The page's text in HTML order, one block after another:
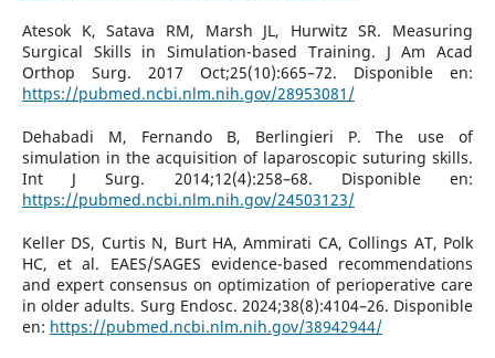
Atesok K, Satava RM, Marsh JL, Hurwitz SR. Measuring
Surgical Skills in Simulation-based Training. J Am Acad
Orthop Surg. 2017 Oct;25(10):665–72. Disponible en:
https://pubmed.ncbi.nlm.nih.gov/28953081/
Dehabadi M, Fernando B, Berlingieri P. The use of
simulation in the acquisition of laparoscopic suturing skills.
Int J Surg. 2014;12(4):258–68. Disponible en:
https://pubmed.ncbi.nlm.nih.gov/24503123/
Keller DS, Curtis N, Burt HA, Ammirati CA, Collings AT, Polk
HC, et al. EAES/SAGES evidence-based recommendations
and expert consensus on optimization of perioperative care
in older adults. Surg Endosc. 2024;38(8):4104–26. Disponible
en: https://pubmed.ncbi.nlm.nih.gov/38942944/